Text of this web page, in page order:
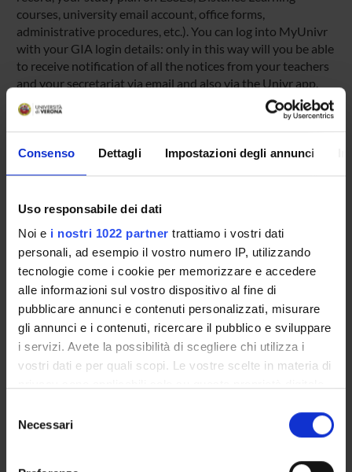
Consenso Dettagli Impostazioni degli annunci
Uso responsabile dei dati
Noi e i nostri 1022 partner trattiamo i vostri dati
personali, ad esempio il vostro numero IP, utilizzando
tecnologie come i cookie per memorizzare e accedere
alle informazioni sul vostro dispositivo al fine di
pubblicare annunci e contenuti personalizzati, misurare
gli annunci e i contenuti, ricercare il pubblico e sviluppare
i servizi. Avete la possibilità di scegliere chi utilizza i
vostri dati e per quali scopi. Le vostre scelte in materia di
modificare o revocare il proprio consenso in qualsiasi
momento dalla Dichiarazione sui cookie o facendo clic
delNecessari
courses, university email account, office forms,
administrative procedures, etc.). You can log into MyUnivr
with your GIA login details: only in this way will you be able
to receive notification of all the notices from your teachers
and your secretariat via email and also via the Univr app.
Academic Calendar
Didactic plan and student's guide
Exam calendar
Governing bodies
Notices
Housing service
Documents